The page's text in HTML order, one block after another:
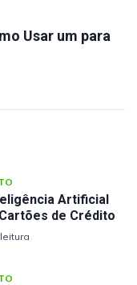
Usar um para
Artificial
de Crédito